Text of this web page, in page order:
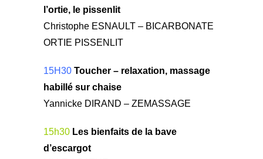
l’ortie, le pissenlit
Christophe ESNAULT – BICARBONATE
ORTIE PISSENLIT
15H30 Toucher – relaxation, massage
habillé sur chaise
Yannicke DIRAND – ZEMASSAGE
15h30 Les bienfaits de la bave
d’escargot